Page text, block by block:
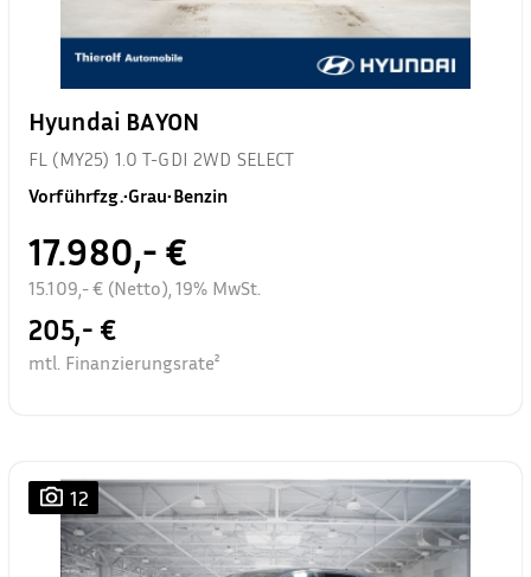
Hyundai BAYON
FL (MY25) 1.0 T-GDI 2WD SELECT
Vorführfzg.•Grau•Benzin
17.980,- €
15.109,- € (Netto), 19% MwSt.
205,- €
mtl. Finanzierungsrate²
12